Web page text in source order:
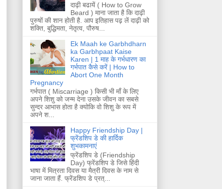
दाढ़ी बढायें ( How to Grow
Beard ) माना जाता है कि दाढ़ी
पुरुषों की शान होती है. आप इतिहास पढ़ लें दाढ़ी को
शक्ति, बुद्धिमता, नेतृत्व, पौरुष...
Ek Maah ke Garbhdharn
ka Garbhpaat Kaise
Karen | 1 माह के गर्भधारण का
गर्भपात कैसे करें | How to
Abort One Month
Pregnancy
गर्भपात ( Miscarriage ) किसी भी माँ के लिए
अपने शिशु को जन्म देना उसके जीवन का सबसे
सुन्दर आभास होता है क्योकि वो शिशु के रूप में
अपने श...
Happy Friendship Day |
फ्रेंडशिप डे की हार्दिक
शुभकामनाएं
फ्रेंडशिप डे (Friendship
Day) फ्रेंडशिप डे जिसे हिंदी
भाषा में मित्रता दिवस या मैत्री दिवस के नाम से
जाना जाता हैं. फ्रेंडशिप डे प्रत्...